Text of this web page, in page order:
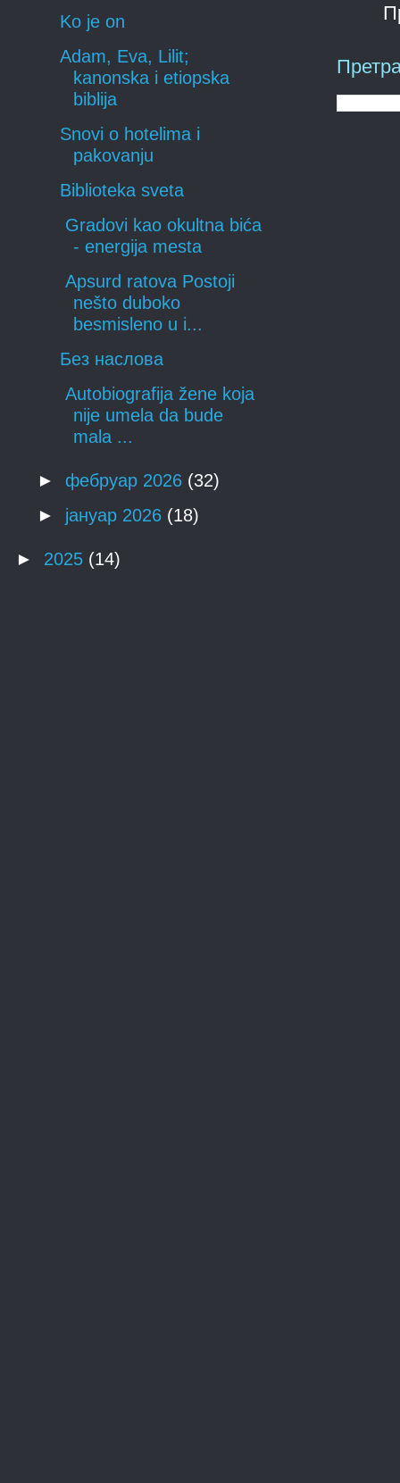
Ko je on
Adam, Eva, Lilit;
kanonska i etiopska
biblija
Snovi o hotelima i
pakovanju
Biblioteka sveta
Gradovi kao okultna bića
- energija mesta
Apsurd ratova Postoji
nešto duboko
besmisleno u i...
Без наслова
Autobiografija žene koja
nije umela da bude
mala ...
► фебруар 2026 (32)
► јануар 2026 (18)
► 2025 (14)